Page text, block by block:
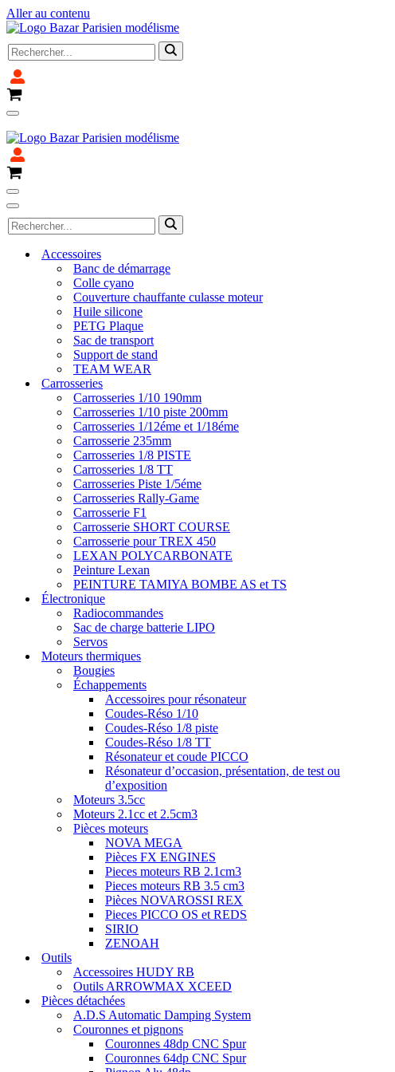
Aller au contenu
Rechercher...
Panier
Menu
de
navigation
Panier
Menu
de
navigation
Menu
de
navigation
Rechercher...
Accessoires
Banc de démarrage
Colle cyano
Couverture chauffante culasse moteur
Huile silicone
PETG Plaque
Sac de transport
Support de stand
TEAM WEAR
Carrosseries
Carrosseries 1/10 190mm
Carrosseries 1/10 piste 200mm
Carrosseries 1/12éme et 1/18éme
Carrosserie 235mm
Carrosseries 1/8 PISTE
Carrosseries 1/8 TT
Carrosseries Piste 1/5éme
Carrosseries Rally-Game
Carrosserie F1
Carrosserie SHORT COURSE
Carrosserie pour TREX 450
LEXAN POLYCARBONATE
Peinture Lexan
PEINTURE TAMIYA BOMBE AS et TS
Électronique
Radiocommandes
Sac de charge batterie LIPO
Servos
Moteurs thermiques
Bougies
Échappements
Accessoires pour résonateur
Coudes-Réso 1/10
Coudes-Réso 1/8 piste
Coudes-Réso 1/8 TT
Résonateur et coude PICCO
Résonateur d’occasion, présentation, de test ou
d’exposition
Moteurs 3.5cc
Moteurs 2.1cc et 2.5cm3
Pièces moteurs
NOVA MEGA
Pièces FX ENGINES
Pieces moteurs RB 2.1cm3
Pieces moteurs RB 3.5 cm3
Pièces NOVAROSSI REX
Pieces PICCO OS et REDS
SIRIO
ZENOAH
Outils
Accessoires HUDY RB
Outils ARROWMAX XCEED
Pièces détachées
A.D.S Automatic Damping System
Couronnes et pignons
Couronnes 48dp CNC Spur
Couronnes 64dp CNC Spur